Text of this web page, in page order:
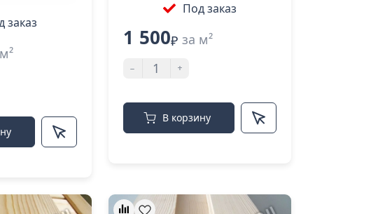
заказ
Под заказ
1 500₽ за м²
- +
В корзину